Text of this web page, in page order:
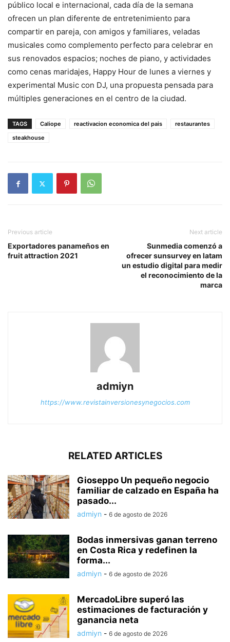
público local e internacional, cada día de la semana
ofrecen un plan diferente de entretenimiento para
compartir en pareja, con amigos y familiares, veladas
musicales como complemento perfecto para celebrar en
sus renovados espacios; noches de piano, y actividades
como cenas maridajes, Happy Hour de lunes a viernes y
experimental Music con DJ, una propuesta pensada para
múltiples generaciones en el centro de la ciudad.
TAGS Caliope reactivacion economica del pais
restaurantes
steakhouse
Previous article
Exportadores panameños en
fruit attraction 2021
Next article
Sunmedia comenzó a
ofrecer sunsurvey en latam
un estudio digital para medir
el reconocimiento de la
marca
admiyn
https://www.revistainversionesynegocios.com
RELATED ARTICLES
Gioseppo Un pequeño negocio
familiar de calzado en España ha
pasado...
admiyn - 6 de agosto de 2026
Bodas inmersivas ganan terreno
en Costa Rica y redefinen la
forma...
admiyn - 6 de agosto de 2026
MercadoLibre superó las
estimaciones de facturación y
ganancia neta
admiyn - 6 de agosto de 2026